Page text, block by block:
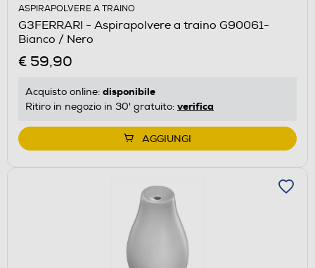
ASPIRAPOLVERE A TRAINO
G3FERRARI - Aspirapolvere a traino G90061-
Bianco / Nero
€ 59,90
Acquisto online: disponibile
Ritiro in negozio in 30' gratuito: verifica
AGGIUNGI